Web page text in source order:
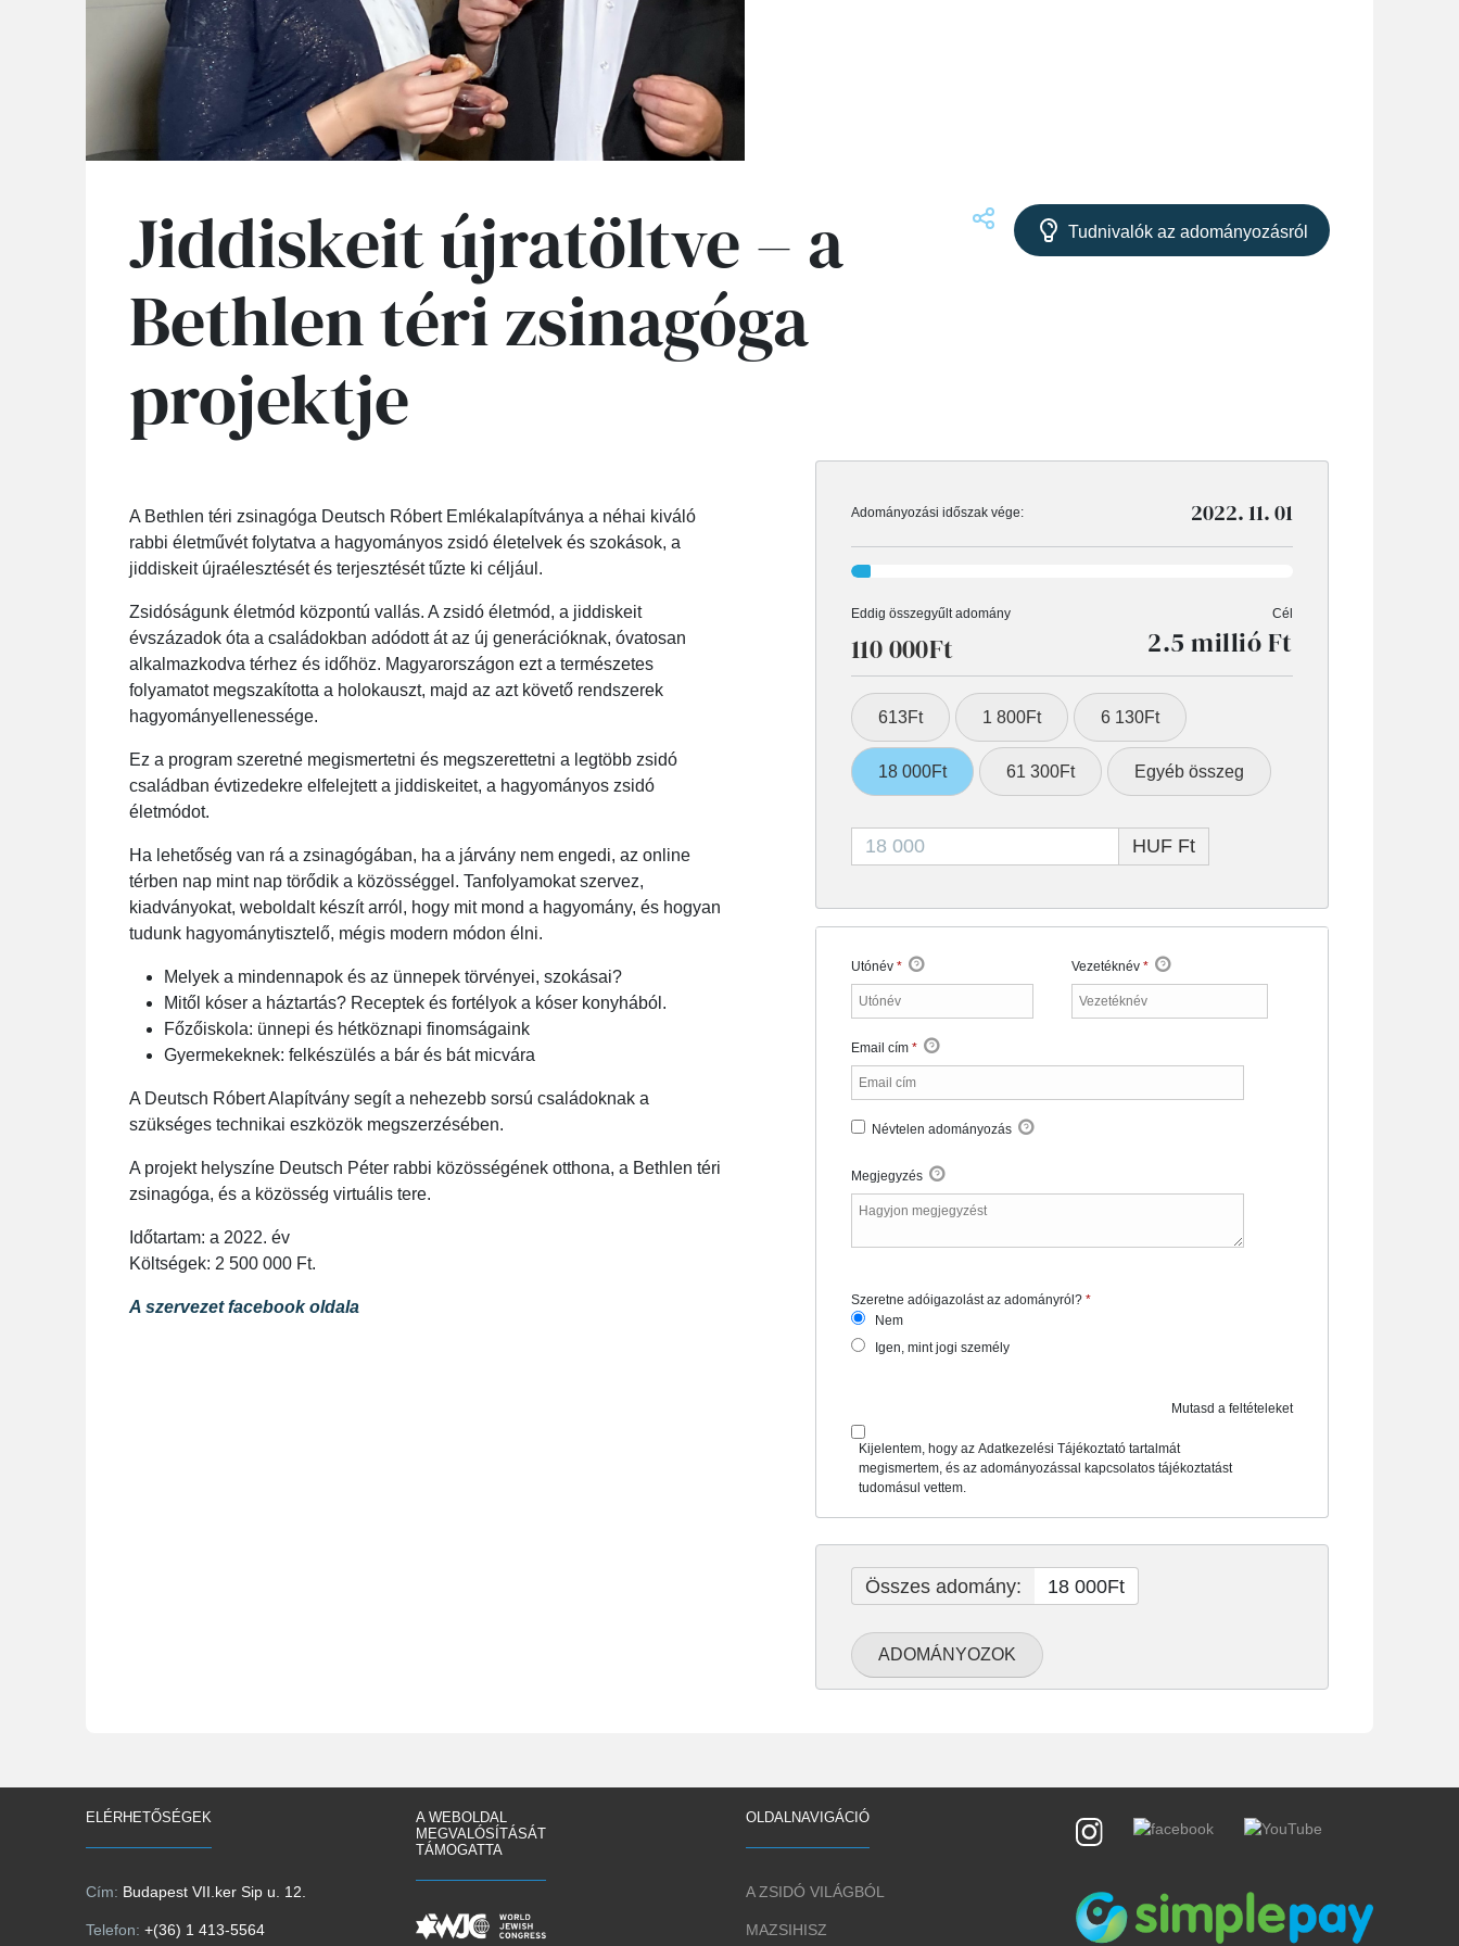
Jiddiskeit újratöltve – a
Bethlen téri zsinagóga
projektje
Tudnivalók az adományozásról
Adományozási időszak vége: 2022. 11. 01
Eddig összegyűlt adomány Cél
110 000Ft 2.5 millió Ft
A Bethlen téri zsinagóga Deutsch Róbert Emlékalapítványa a néhai kiváló
rabbi életművét folytatva a hagyományos zsidó életelvek és szokások, a
jiddiskeit újraélesztését és terjesztését tűzte ki céljául.
Zsidóságunk életmód központú vallás. A zsidó életmód, a jiddiskeit
évszázadok óta a családokban adódott át az új generációknak, óvatosan
alkalmazkodva térhez és időhöz. Magyarországon ezt a természetes
folyamatot megszakította a holokauszt, majd az azt követő rendszerek
hagyományellenessége.
Ez a program szeretné megismertetni és megszerettetni a legtöbb zsidó
családban évtizedekre elfelejtett a jiddiskeitet, a hagyományos zsidó
életmódot.
Ha lehetőség van rá a zsinagógában, ha a járvány nem engedi, az online
térben nap mint nap törődik a közösséggel. Tanfolyamokat szervez,
kiadványokat, weboldalt készít arról, hogy mit mond a hagyomány, és hogyan
tudunk hagyománytisztelő, mégis modern módon élni.
Melyek a mindennapok és az ünnepek törvényei, szokásai?
Mitől kóser a háztartás? Receptek és fortélyok a kóser konyhából.
Főzőiskola: ünnepi és hétköznapi finomságaink
Gyermekeknek: felkészülés a bár és bát micvára
A Deutsch Róbert Alapítvány segít a nehezebb sorsú családoknak a
szükséges technikai eszközök megszerzésében.
A projekt helyszíne Deutsch Péter rabbi közösségének otthona, a Bethlen téri
zsinagóga, és a közösség virtuális tere.
Időtartam: a 2022. év
Költségek: 2 500 000 Ft.
A szervezet facebook oldala
HUF Ft
613Ft 1 800Ft 6 130Ft
18 000Ft 61 300Ft Egyéb összeg
Utónév * Vezetéknév*
Email cím *
Névtelen adományozás
Megjegyzés
Szeretne adóigazolást az adományról?
Szeretne adóigazolást az adományról? *
Required
Nem
Igen, mint jogi személy
Mutasd a feltételeket
Kijelentem, hogy az Adatkezelési Tájékoztató tartalmát
megismertem, és az adományozással kapcsolatos tájékoztatást
tudomásul vettem.
Összes adomány: 18 000Ft
ELÉRHETŐSÉGEK
Cím: Budapest VII.ker Sip u. 12.
Telefon: +(36) 1 413-5564
A WEBOLDAL
MEGVALÓSÍTÁSÁT
TÁMOGATTA
OLDALNAVIGÁCIÓ
A ZSIDÓ VILÁGBÓL
MAZSIHISZ